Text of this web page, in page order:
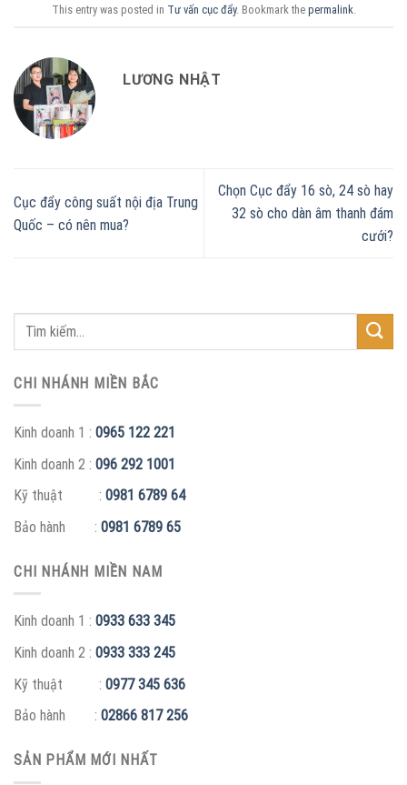
This entry was posted in Tư vấn cục đẩy. Bookmark the permalink.
LƯƠNG NHẬT
Cục đẩy công suất nội địa Trung
Quốc – có nên mua?
Chọn Cục đẩy 16 sò, 24 sò hay
32 sò cho dàn âm thanh đám
cưới?
CHI NHÁNH MIỀN BẮC
Kinh doanh 1 : 0965 122 221
Kinh doanh 2 : 096 292 1001
Kỹ thuật : 0981 6789 64
Bảo hành : 0981 6789 65
CHI NHÁNH MIỀN NAM
Kinh doanh 1 : 0933 633 345
Kinh doanh 2 : 0933 333 245
Kỹ thuật : 0977 345 636
Bảo hành : 02866 817 256
SẢN PHẨM MỚI NHẤT